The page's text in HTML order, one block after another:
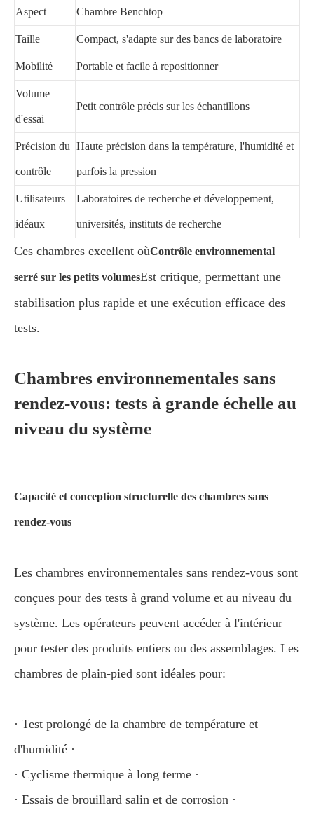
Aspect Chambre Benchtop
Taille Compact, s'adapte sur des bancs de laboratoire
Mobilité Portable et facile à repositionner
Volume
d'essai
Petit contrôle précis sur les échantillons
Précision du
contrôle
Haute précision dans la température, l'humidité et
parfois la pression
Utilisateurs
idéaux
Laboratoires de recherche et développement,
universités, instituts de recherche
Ces chambres excellent oùContrôle environnemental
serré sur les petits volumesEst critique, permettant une
stabilisation plus rapide et une exécution efficace des
tests.
Chambres environnementales sans
rendez-vous: tests à grande échelle au
niveau du système
Capacité et conception structurelle des chambres sans
rendez-vous
Les chambres environnementales sans rendez-vous sont
conçues pour des tests à grand volume et au niveau du
système. Les opérateurs peuvent accéder à l'intérieur
pour tester des produits entiers ou des assemblages. Les
chambres de plain-pied sont idéales pour:
· Test prolongé de la chambre de température et
d'humidité ·
· Cyclisme thermique à long terme ·
· Essais de brouillard salin et de corrosion ·